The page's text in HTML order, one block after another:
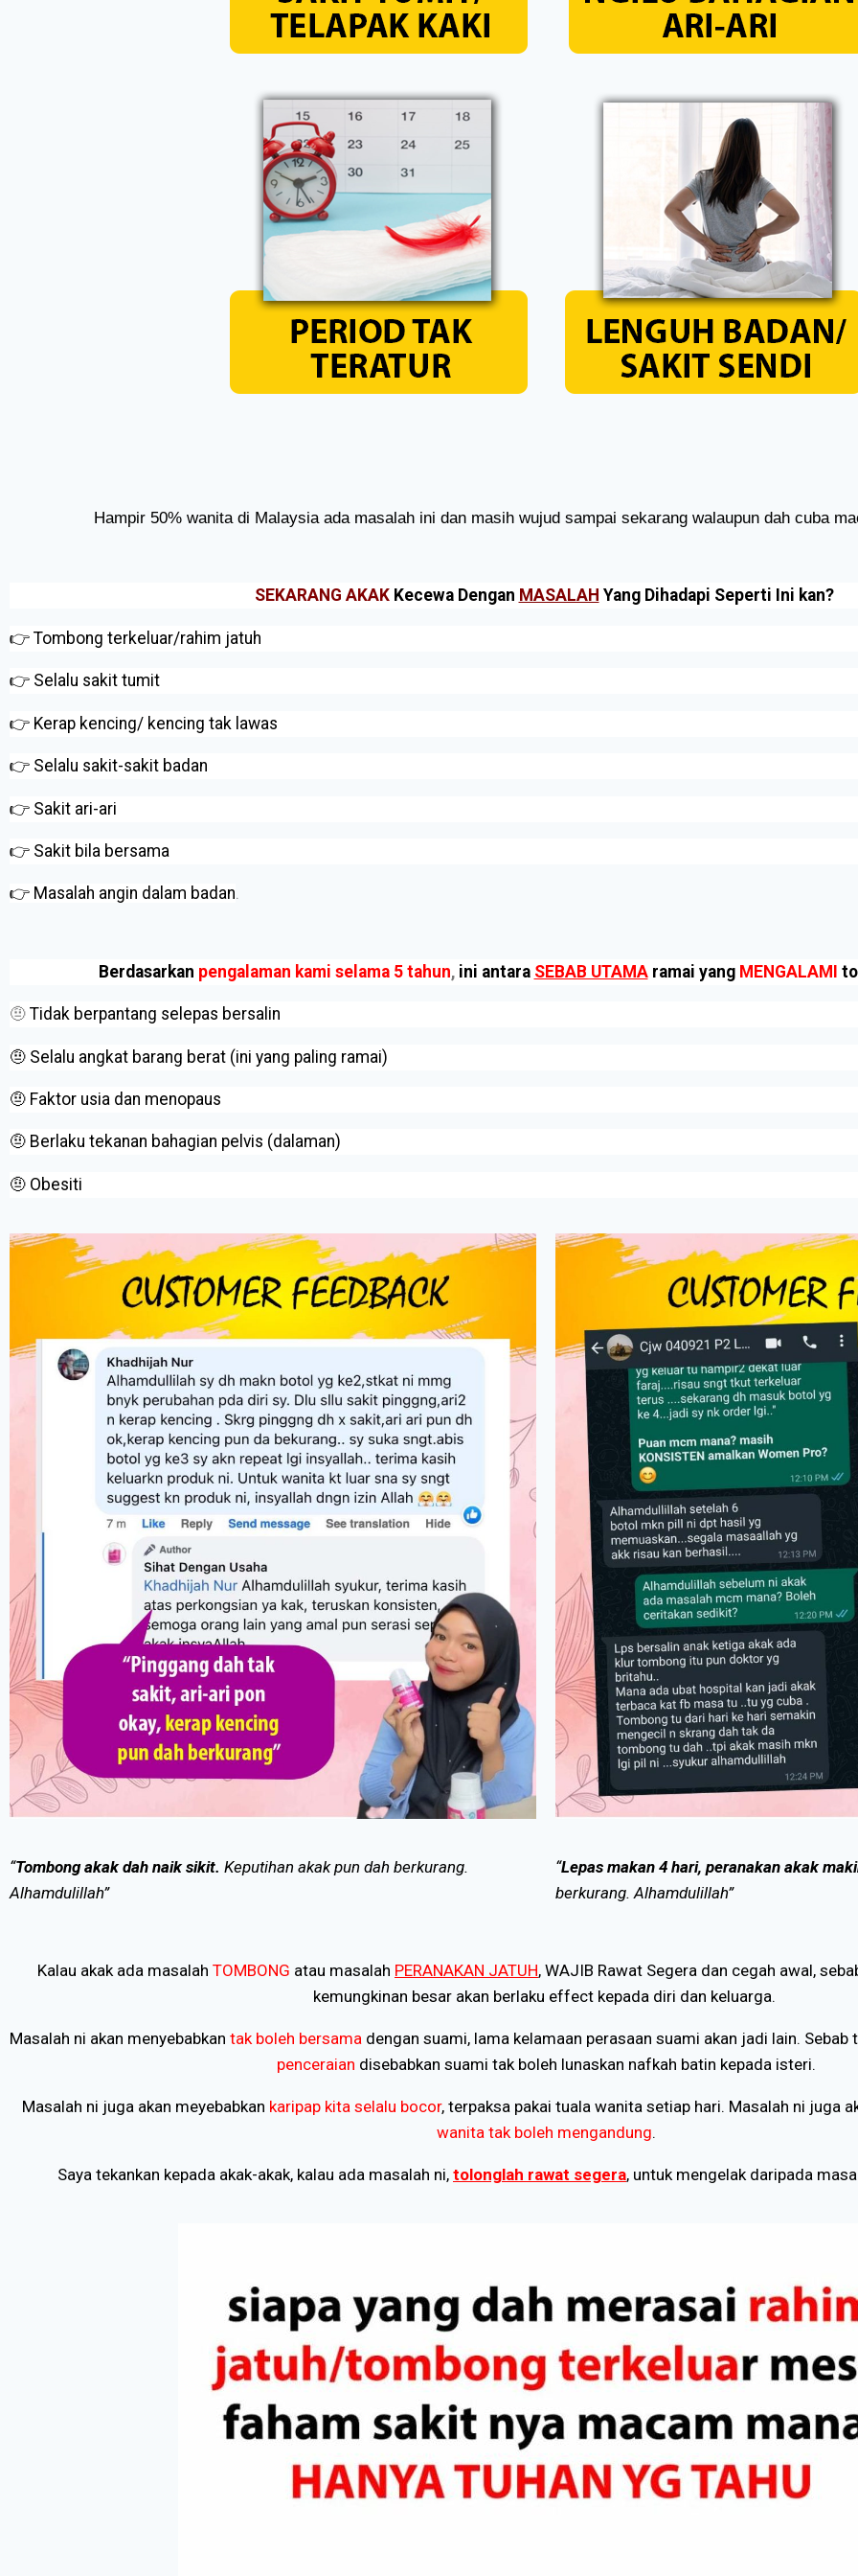
Hampir 50% wanita di Malaysia ada masalah ini dan masih wujud sampai sekarang walaupun dah cuba
SEKARANG AKAKKecewa Dengan MASALAH Yang Dihadapi Seperti Ini kan?
👉 Tombong terkeluar/rahim jatuh
👉 Selalu sakit tumit
👉 Kerap kencing/ kencing tak lawas
👉 Selalu sakit-sakit badan
👉 Sakit ari-ari
👉 Sakit bila bersama
👉 Masalah angin dalam badan.
Berdasarkan pengalaman kami selama 5 tahun, ini antara SEBAB UTAMA ramai yang MENGALAMI
🤨 Tidak berpantang selepas bersalin
🤨 Selalu angkat barang berat (ini yang paling ramai)
🤨 Faktor usia dan menopaus
🤨 Berlaku tekanan bahagian pelvis (dalaman)
🤨 Obesiti
“Tombong akak dah naik sikit. Keputihan akak pun dah berkurang.
Alhamdulillah”
“Lepas makan 4 hari, peranakan akak
berkurang. Alhamdulillah”
Kalau akak ada masalah TOMBONG atau masalah PERANAKAN JATUH, WAJIB Rawat Segera dan cegah awal,
kemungkinan besar akan berlaku effect kepada diri dan keluarga.
Masalah ni akan menyebabkan tak boleh bersama dengan suami, lama kelamaan perasaan suami akan jadi lain.
penceraian disebabkan suami tak boleh lunaskan nafkah batin kepada isteri.
Masalah ni juga akan meyebabkan karipap kita selalu bocor, terpaksa pakai tuala wanita setiap hari. Masalah ni juga
wanita tak boleh mengandung.
Saya tekankan kepada akak-akak, kalau ada masalah ni, tolonglah rawat segera, untuk mengelak daripada